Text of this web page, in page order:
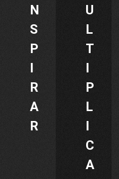
N
S
P
I
R
A
R
U
L
T
I
P
L
I
C
A